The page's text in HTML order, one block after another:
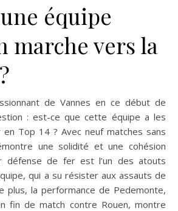
équipe
marche vers la
de Vannes en ce début de
: est-ce que cette équipe a les
Top 14 ? Avec neuf matches sans
une solidité et une cohésion
défense de fer est l’un des atouts
qui a su résister aux assauts de
plus, la performance de Pedemonte,
fin de match contre Rouen, montre